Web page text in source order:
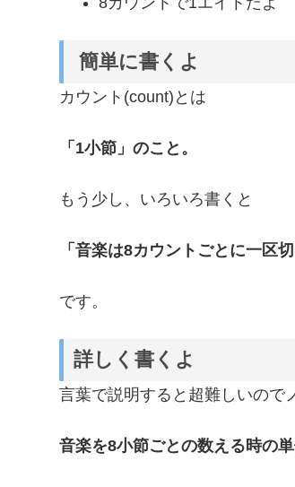
簡単に書くよ
カウント(count)とは
「1小節」のこと。
もう少し、いろいろ書くと
「音楽は8カウントごとに一区
です。
詳しく書くよ
言葉で説明すると超難しいので
音楽を8小節ごとの数える時の